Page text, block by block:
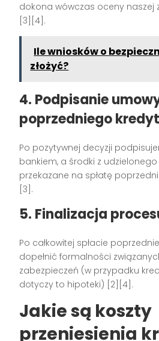
dokona wówczas oceny naszej
[3][4].
Ile wniosków o
złożyć?
4. Podpisanie
poprzedniego
Po pozytywnej decyzji
bankiem, a środki z
przekazane na spłatę
[3].
5. Finalizacja
Po całkowitej spłacie
dopełnić formalności
zabezpieczeń (w przypadku
dotyczy to hipoteki) [2][4].
Jakie są koszty
przeniesienia